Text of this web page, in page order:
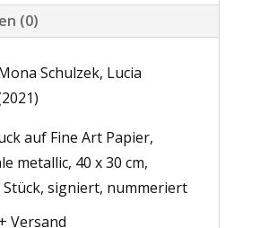
(0)
Schulzek, Lucia
auf Fine Art Papier,
metallic, 40 x 30 cm,
Stück, signiert, nummeriert
Versand